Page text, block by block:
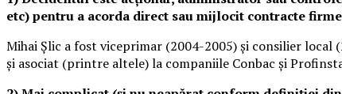
etc) pentru a acorda direct sau mijlocit contracte
Mihai Șlic a fost viceprimar (2004-2005) și consilier
și asociat (printre altele) la companiile Conbac și